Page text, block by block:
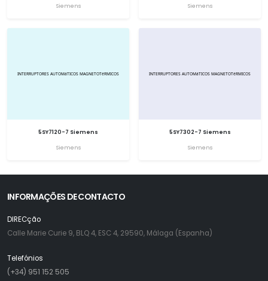
Siemens
Siemens
5SY7120-7 Siemens
Siemens
5SY7302-7 Siemens
Siemens
INFORMAÇÕES DE CONTACTO
DIRECção
Calle Marie Curie 9, BLQ 4, ESC 4, 29590, Málaga (Espanha)
Telefónios
(+34) 951 152 505